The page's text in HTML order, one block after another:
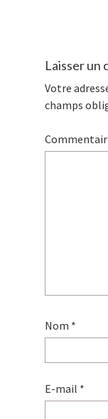
Laisser un
Votre
champs
Nom *
E-mail *